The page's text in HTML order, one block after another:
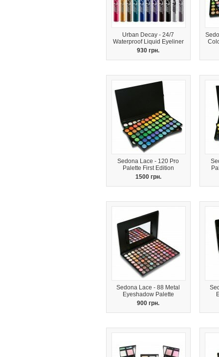
Urban Decay - 24/7
Waterproof Liquid Eyeliner
930 грн.
Sedona Lace - 120 Pro
Palette First Edition
1500 грн.
Sedona Lace - 88 Metal
Eyeshadow Palette
900 грн.